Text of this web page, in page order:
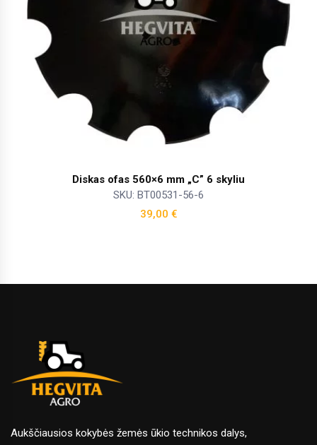
Diskas ofas 560×6 mm „C” 6 skyliu
SKU: BT00531-56-6
39,00 €
Aukščiausios kokybės žemės ūkio technikos dalys,